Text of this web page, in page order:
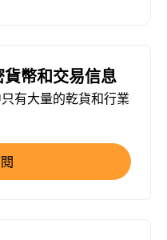
幣和交易信息
有大量的乾貨和行業